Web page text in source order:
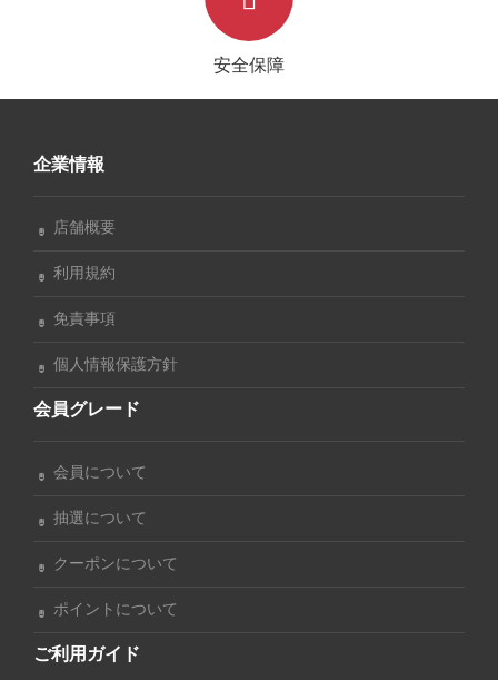
安全保障
企業情報
店舗概要
利用規約
免責事項
個人情報保護方針
会員グレード
会員について
抽選について
クーポンについて
ポイントについて
ご利用ガイド